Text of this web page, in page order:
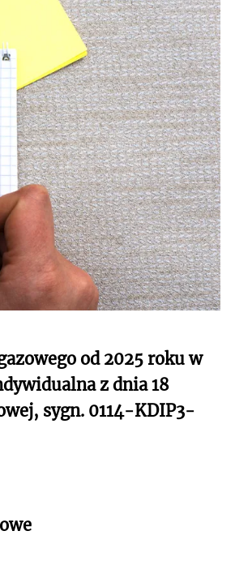
od 2025 roku w
z dnia 18
sygn. 0114-KDIP3-